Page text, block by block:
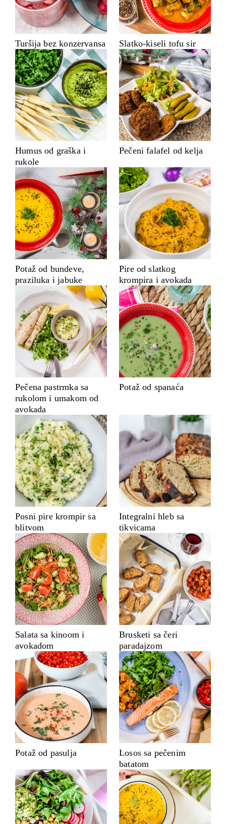
Turšija bez konzervansa Slatko-kiseli tofu sir
Humus od graška i
rukole
Pečeni falafel od kelja
Potaž od bundeve,
praziluka i jabuke
Pire od slatkog
krompira i avokada
Pečena pastrmka sa
rukolom i umakom od
avokada
Potaž od spanaća
Posni pire krompir sa
blitvom
Integralni hleb sa
tikvicama
Salata sa kinoom i
avokadom
Brusketi sa čeri
paradajzom
Potaž od pasulja
Losos sa pečenim
batatom